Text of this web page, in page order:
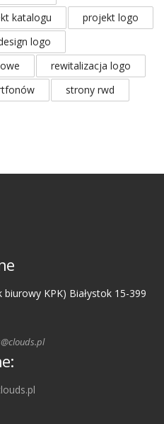
katalogu
projekt logo
logo
rewitalizacja logo
strony rwd
biurowy KPK) Białystok 15-399